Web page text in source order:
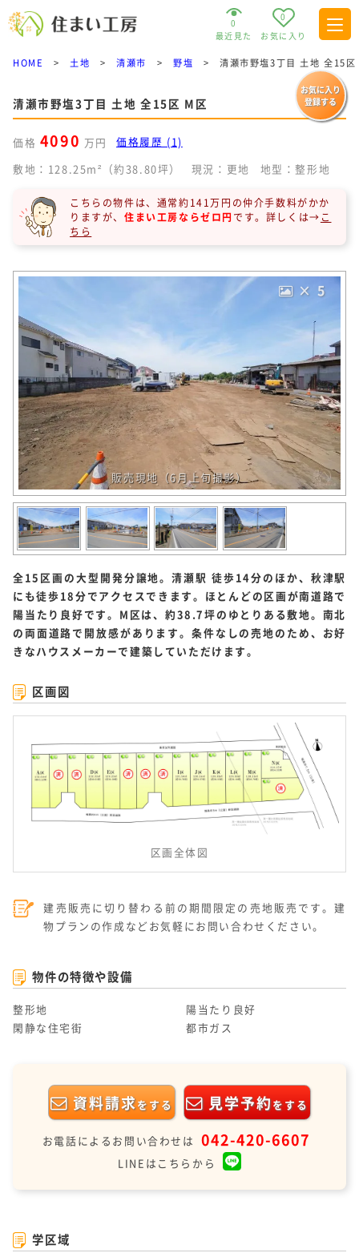
0
最近見た
0
お気に入り
HOME > 土地 > 清瀬市 > 野塩 > 清瀬市野塩3丁目 土地 全15区
清瀬市野塩3丁目 土地 全15区 M区
お気に入り
登録する
価格 4090 万円
価格履歴 (1)
敷地：128.25m²（約38.80坪）
現況：更地 地型：整形地
こちらの物件は、通常約141万円の仲介手数料がかか
りますが、住まい工房ならゼロ円 です。 詳しくは→ こ
ちら
販売現地（6月上旬撮影）
× 5
全15区画の大型開発分譲地。清瀬駅 徒歩14分のほか、秋津駅
にも徒歩18分でアクセスできます。ほとんどの区画が南道路で
陽当たり良好です。M区は、約38.7坪のゆとりある敷地。南北
の両面道路で開放感があります。条件なしの売地のため、お好
きなハウスメーカーで建築していただけます。
区画図
区画全体図
建売販売に切り替わる前の期間限定の売地販売です。建
物プランの作成などお気軽にお問い合わせください。
物件の特徴や設備
整形地
陽当たり良好
閑静な住宅街
都市ガス
資料請求をする 見学予約をする
お電話によるお問い合わせは 042-420-6607
LINEはこちらから
学区域